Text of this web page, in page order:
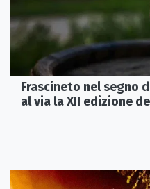
Frascineto nel segno
al via la XII edizione